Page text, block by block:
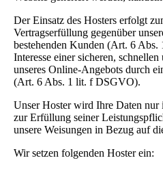
Der Einsatz des Hosters erfolgt
Vertragserfüllung gegenüber
bestehenden Kunden (Art. 6
Interesse einer sicheren,
unseres Online-Angebots durch
(Art. 6 Abs. 1 lit. f DSGVO).
Unser Hoster wird Ihre Daten nur
zur Erfüllung seiner
unsere Weisungen in Bezug auf
Wir setzen folgenden Hoster ein: